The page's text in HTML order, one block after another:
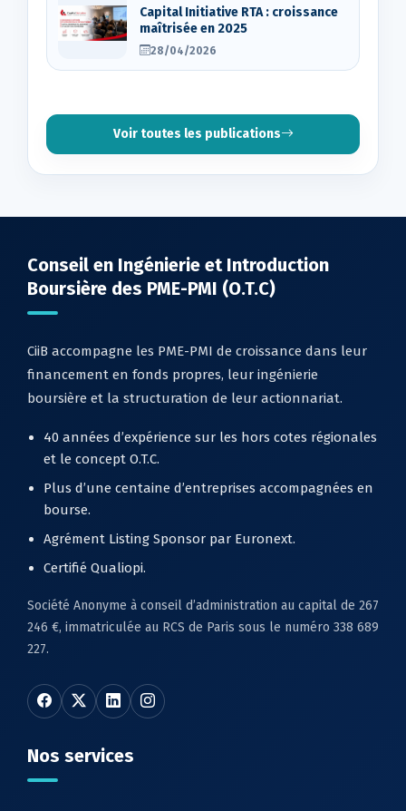
Capital Initiative RTA : croissance
maîtrisée en 2025
28/04/2026
Voir toutes les publications
Conseil en Ingénierie et Introduction
Boursière des PME-PMI (O.T.C)
CiiB accompagne les PME-PMI de croissance dans leur
financement en fonds propres, leur ingénierie
boursière et la structuration de leur actionnariat.
40 années d’expérience sur les hors cotes régionales
et le concept O.T.C.
Plus d’une centaine d’entreprises accompagnées en
bourse.
Agrément Listing Sponsor par Euronext.
Certifié Qualiopi.
Société Anonyme à conseil d’administration au capital de 267
246 €, immatriculée au RCS de Paris sous le numéro 338 689
227.
Nos services